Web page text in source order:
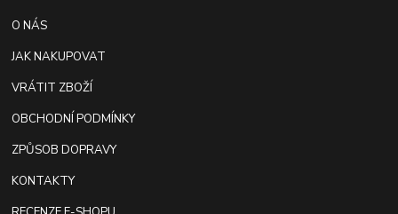
O NÁS
JAK NAKUPOVAT
VRÁTIT ZBOŽÍ
OBCHODNÍ PODMÍNKY
ZPŮSOB DOPRAVY
KONTAKTY